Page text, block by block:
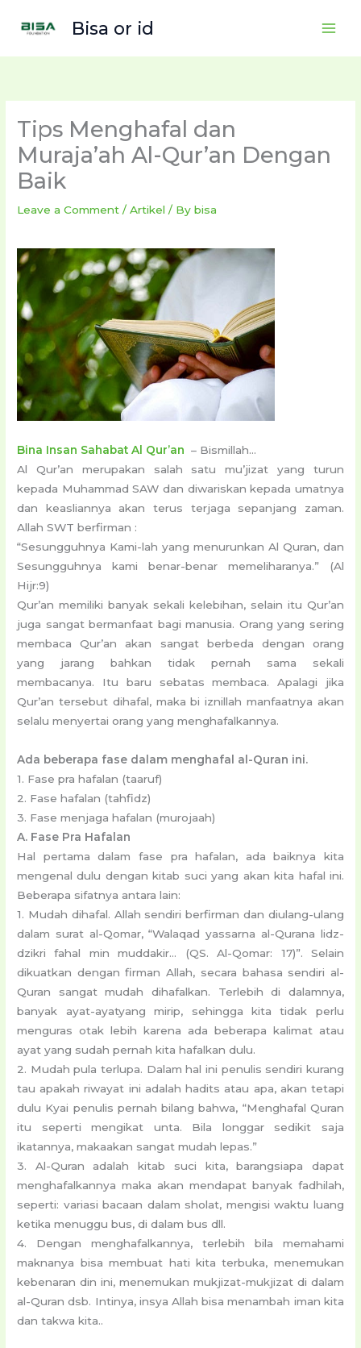
Bisa or id
Tips Menghafal dan
Muraja’ah Al-Qur’an Dengan
Baik
Leave a Comment /Artikel / Bybisa
Bina Insan Sahabat Al Qur’an – Bismillah…
Al Qur’an merupakan salah satu mu’jizat yang turun
kepada Muhammad SAW dan diwariskan kepada umatnya
dan keasliannya akan terus terjaga sepanjang zaman.
Allah SWT berfirman :
“Sesungguhnya Kami-lah yang menurunkan Al Quran, dan
Sesungguhnya kami benar-benar memeliharanya.” (Al
Hijr:9)
Qur’an memiliki banyak sekali kelebihan, selain itu Qur’an
juga sangat bermanfaat bagi manusia. Orang yang sering
membaca Qur’an akan sangat berbeda dengan orang
yang jarang bahkan tidak pernah sama sekali
membacanya. Itu baru sebatas membaca. Apalagi jika
Qur’an tersebut dihafal, maka bi iznillah manfaatnya akan
selalu menyertai orang yang menghafalkannya.
Ada beberapa fase dalam menghafal al-Quran ini.
1. Fase pra hafalan (taaruf)
2. Fase hafalan (tahfidz)
3. Fase menjaga hafalan (murojaah)
A. Fase Pra Hafalan
Hal pertama dalam fase pra hafalan, ada baiknya kita
mengenal dulu dengan kitab suci yang akan kita hafal ini.
Beberapa sifatnya antara lain:
1. Mudah dihafal. Allah sendiri berfirman dan diulang-ulang
dalam surat al-Qomar, “Walaqad yassarna al-Qurana lidz-
dzikri fahal min muddakir… (QS. Al-Qomar: 17)”. Selain
dikuatkan dengan firman Allah, secara bahasa sendiri al-
Quran sangat mudah dihafalkan. Terlebih di dalamnya,
banyak ayat-ayatyang mirip, sehingga kita tidak perlu
menguras otak lebih karena ada beberapa kalimat atau
ayat yang sudah pernah kita hafalkan dulu.
2. Mudah pula terlupa. Dalam hal ini penulis sendiri kurang
tau apakah riwayat ini adalah hadits atau apa, akan tetapi
dulu Kyai penulis pernah bilang bahwa, “Menghafal Quran
itu seperti mengikat unta. Bila longgar sedikit saja
ikatannya, makaakan sangat mudah lepas.”
3. Al-Quran adalah kitab suci kita, barangsiapa dapat
menghafalkannya maka akan mendapat banyak fadhilah,
seperti: variasi bacaan dalam sholat, mengisi waktu luang
ketika menuggu bus, di dalam bus dll.
4. Dengan menghafalkannya, terlebih bila memahami
maknanya bisa membuat hati kita terbuka, menemukan
kebenaran din ini, menemukan mukjizat-mukjizat di dalam
al-Quran dsb. Intinya, insya Allah bisa menambah iman kita
dan takwa kita..